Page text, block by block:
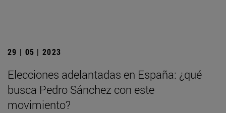
29 | 05 | 2023
Elecciones adelantadas en España: ¿qué
busca Pedro Sánchez con este
movimiento?